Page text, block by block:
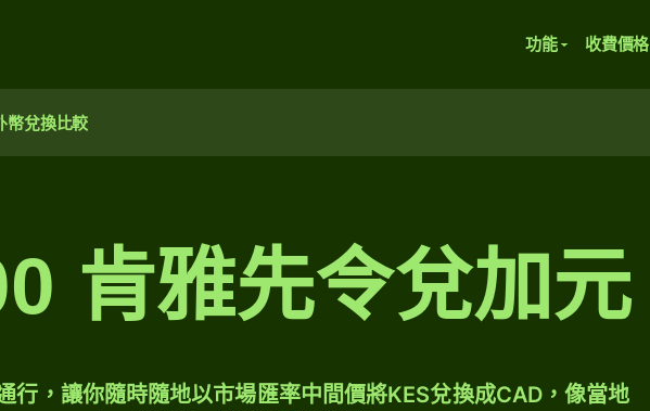
功能 收費價格
幣兌換比較
肯雅先令兌加元
行，讓你隨時隨地以市場匯率中間價將KES兌換成CAD，像當地